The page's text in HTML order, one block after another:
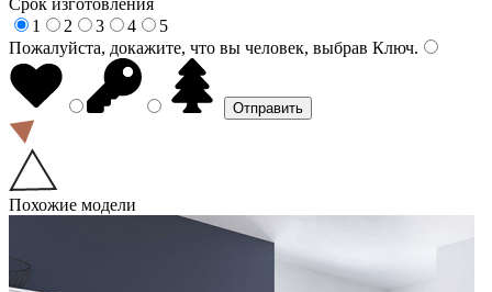
1
2 3 4
5
Пожалуйста, докажите, что вы человек, выбрав Ключ.
Похожие модели